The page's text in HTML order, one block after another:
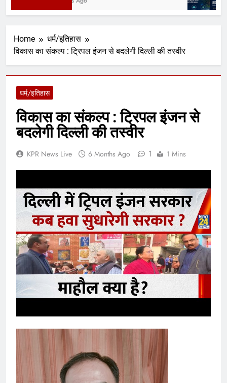
Home
धर्म/इतिहास
विकास का संकल्प : ट्रिपल इंजन से बदलेगी दिल्ली की तस्वीर
धर्म/इतिहास
विकास का संकल्प : ट्रिपल इंजन से
बदलेगी दिल्ली की तस्वीर
KPR News Live 6 Months Ago 1 1 Mins